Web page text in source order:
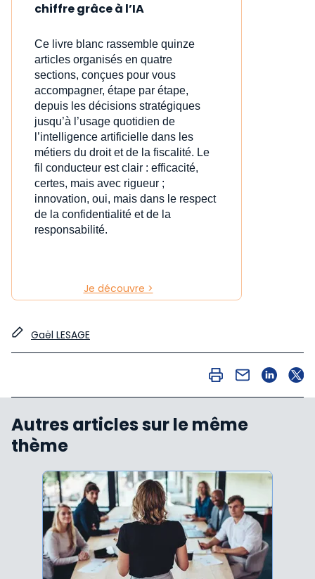
chiffre grâce à l’IA
Ce livre blanc rassemble quinze
articles organisés en quatre
sections, conçues pour vous
accompagner, étape par étape,
depuis les décisions stratégiques
jusqu’à l’usage quotidien de
l’intelligence artificielle dans les
métiers du droit et de la fiscalité. Le
fil conducteur est clair : efficacité,
certes, mais avec rigueur ;
innovation, oui, mais dans le respect
de la confidentialité et de la
responsabilité.
Je découvre >
Gaël LESAGE
Autres articles sur le même
thème